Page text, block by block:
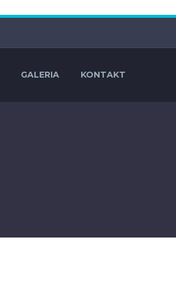
GALERIA KONTAKT